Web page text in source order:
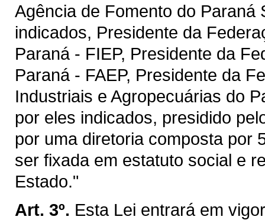
Agência de Fomento do
indicados, Presidente da
Paraná - FIEP, Presidente da
Paraná - FAEP, Presidente da
Industriais e Agropecuárias do
por eles indicados, presidido
por uma diretoria composta por
ser fixada em estatuto social e
Estado."
Art. 3º. Esta Lei entrará em